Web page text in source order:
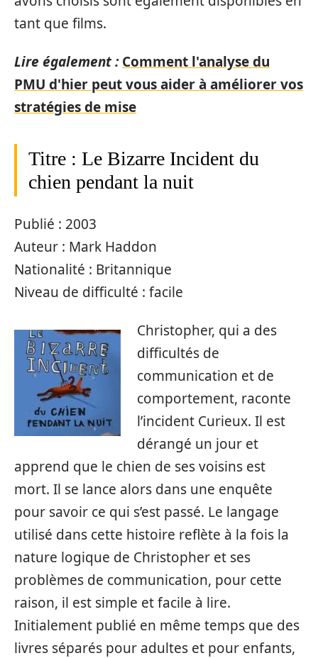
tant que films.
Lire également : Comment l'analyse du
PMU d'hier peut vous aider à améliorer vos
stratégies de mise
Titre : Le Bizarre Incident du
chien pendant la nuit
Publié : 2003
Auteur : Mark Haddon
Nationalité : Britannique
Niveau de difficulté : facile
Christopher, qui a des
difficultés de
communication et de
comportement, raconte
l’incident Curieux. Il est
dérangé un jour et
apprend que le chien de ses voisins est
mort. Il se lance alors dans une enquête
pour savoir ce qui s’est passé. Le langage
utilisé dans cette histoire reflète à la fois la
nature logique de Christopher et ses
problèmes de communication, pour cette
raison, il est simple et facile à lire.
Initialement publié en même temps que des
livres séparés pour adultes et pour enfants,